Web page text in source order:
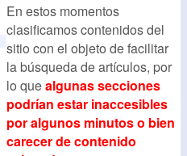
En estos momentos
clasificamos contenidos del
sitio con el objeto de facilitar
la búsqueda de artículos, por
lo quealgunas secciones
podrían estar inaccesibles
por algunos minutos o bien
carecer de contenido